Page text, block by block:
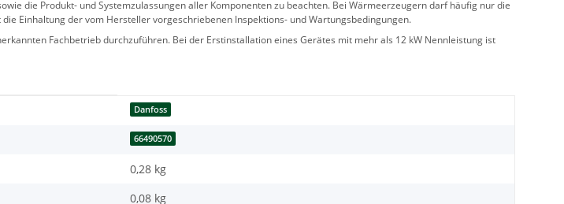
die Produkt- und Systemzulassungen aller Komponenten zu beachten. Bei Wärmeerzeugern darf häufig nur die
Einhaltung der vom Hersteller vorgeschriebenen Inspektions- und Wartungsbedingungen.
Fachbetrieb durchzuführen. Bei der Erstinstallation eines Gerätes mit mehr als 12 kW Nennleistung ist
Danfoss
66490570
0,28 kg
0,08 kg